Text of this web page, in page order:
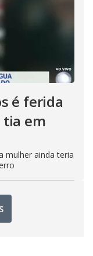
é ferida
tia em
mulher ainda teria